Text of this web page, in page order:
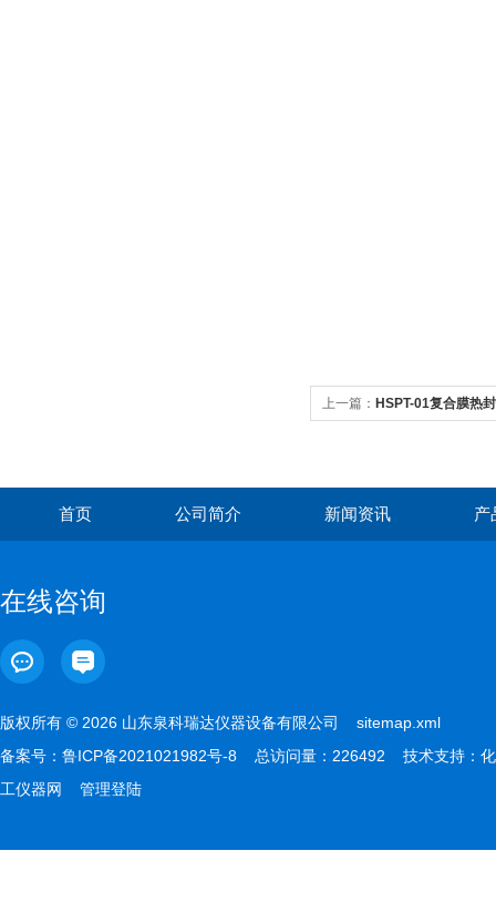
上一篇： HSPT-01复合膜热
首页 公司简介 新闻资讯 产
在线咨询
版权所有 © 2026 山东泉科瑞达仪器设备有限公司 sitemap.xml
备案号： 鲁ICP备2021021982号-8 总访问量：226492 技术支持： 化
工仪器网
管理登陆